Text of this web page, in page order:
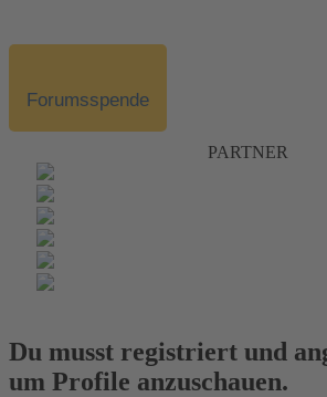
Forumsspende
PARTNER
Du musst registriert und
um Profile anzuschauen.